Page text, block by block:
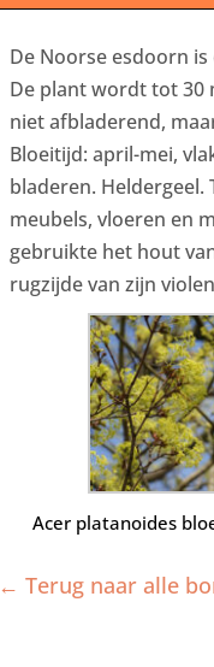
De Noorse esdoorn
De plant wordt tot 30
niet afbladerend,
Bloeitijd: april-mei,
bladeren.
meubels, vloeren en
gebruikte het hout
rugzijde van zijn
Acer platanoides
← Terug naar alle